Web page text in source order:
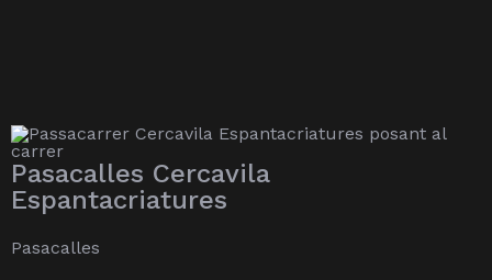
Pasacalles Cercavila
Espantacriatures
Pasacalles